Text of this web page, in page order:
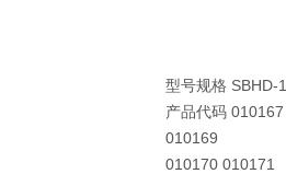
型号规格 SBHD-
产品代码
010169
010170 010171